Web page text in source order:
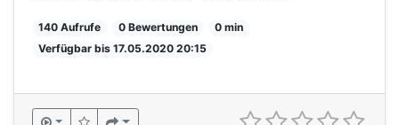
140 Aufrufe 0 Bewertungen
0 min
Verfügbar bis 17.05.2020 20:15